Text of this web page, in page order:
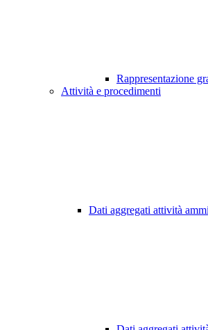
Rappresentazione
Attività e procedimenti
Dati aggregati attività